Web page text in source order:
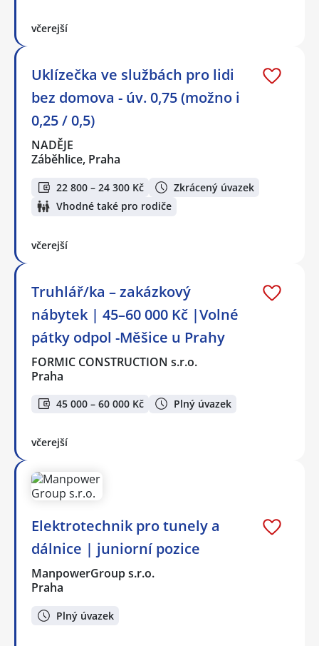
včerejší
Uklízečka ve službách pro lidi
bez domova - úv. 0,75 (možno i
0,25 / 0,5)
NADĚJE
Záběhlice, Praha
22 800 – 24 300 Kč
Zkrácený úvazek
Vhodné také pro rodiče
včerejší
Truhlář/ka – zakázkový
nábytek | 45–60 000 Kč |Volné
pátky odpol -Měšice u Prahy
FORMIC CONSTRUCTION s.r.o.
Praha
45 000 – 60 000 Kč Plný úvazek
včerejší
Elektrotechnik pro tunely a
dálnice | juniorní pozice
ManpowerGroup s.r.o.
Praha
Plný úvazek